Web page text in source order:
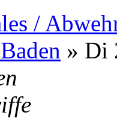
/
» Di